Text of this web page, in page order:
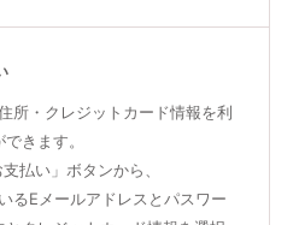
所・クレジットカード情報を利
きます。
払い」ボタンから、
るEメールアドレスとパスワー